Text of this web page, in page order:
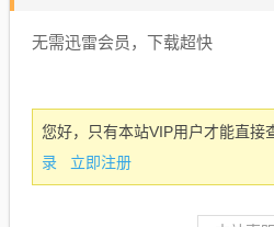
无需迅雷会员，下载超快
您好，只有本站VIP用户才能直接
录
立即注册